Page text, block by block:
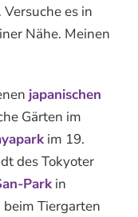
es in
Nähe. Meinen
japanischen
Gärten im
im 19.
des Tokyoter
Park in
Tiergarten